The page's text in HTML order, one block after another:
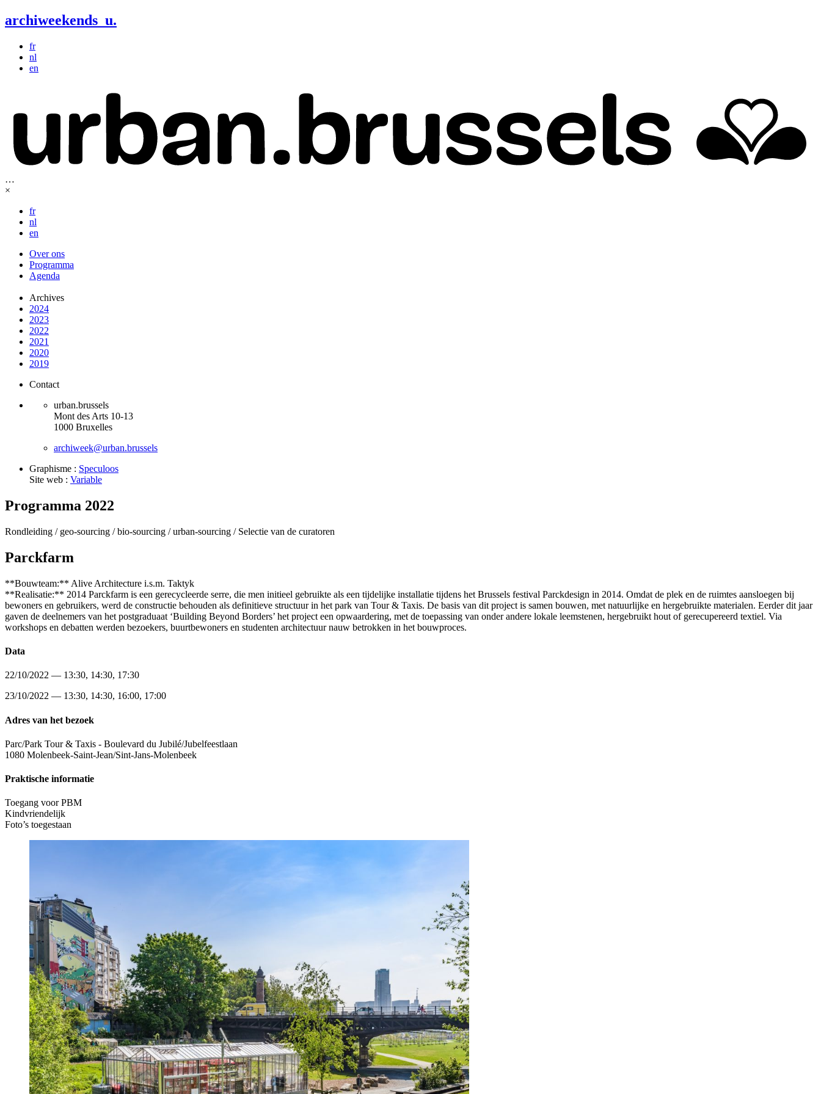
archiweekends u.
fr
nl
en
…
×
fr
nl
en
Over ons
Programma
Agenda
Archives
2024
2023
2022
2021
2020
2019
Contact
urban.brussels
Mont des Arts 10-13
1000 Bruxelles
archiweek@urban.brussels
Graphisme : Speculoos
Site web : Variable
Programma 2022
Rondleiding / geo-sourcing /bio-sourcing /urban-sourcing / Selectie van de curatoren
Parckfarm
**Bouwteam:** Alive Architecture i.s.m. Taktyk
**Realisatie:** 2014 Parckfarm is een gerecycleerde serre, die men initieel gebruikte als een tijdelijke installatie tijdens het Brussels festival Parckdesign in 2014. Omdat de plek en de ruimtes aansloegen bij
bewoners en gebruikers, werd de constructie behouden als definitieve structuur in het park van Tour & Taxis. De basis van dit project is samen bouwen, met natuurlijke en hergebruikte materialen. Eerder dit jaar
gaven de deelnemers van het postgraduaat ‘Building Beyond Borders’ het project een opwaardering, met de toepassing van onder andere lokale leemstenen, hergebruikt hout of gerecupereerd textiel. Via
workshops en debatten werden bezoekers, buurtbewoners en studenten architectuur nauw betrokken in het bouwproces.
Data
22/10/2022 — 13:30, 14:30, 17:30
23/10/2022 — 13:30, 14:30, 16:00, 17:00
Adres van het bezoek
Parc/Park Tour & Taxis - Boulevard du Jubilé/Jubelfeestlaan
1080 Molenbeek-Saint-Jean/Sint-Jans-Molenbeek
Praktische informatie
Toegang voor PBM
Kindvriendelijk
Foto’s toegestaan